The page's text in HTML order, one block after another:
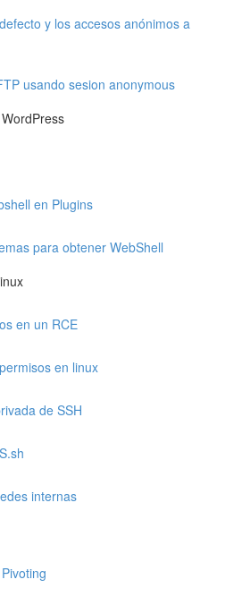
y los accesos anónimos a
usando sesion anonymous
en Plugins
para obtener WebShell
en un RCE
en linux
de SSH
internas